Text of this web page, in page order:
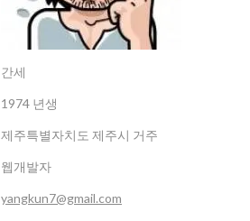
간세
1974 년생
제주특별자치도 제주시 거주
웹개발자
yangkun7@gmail.com